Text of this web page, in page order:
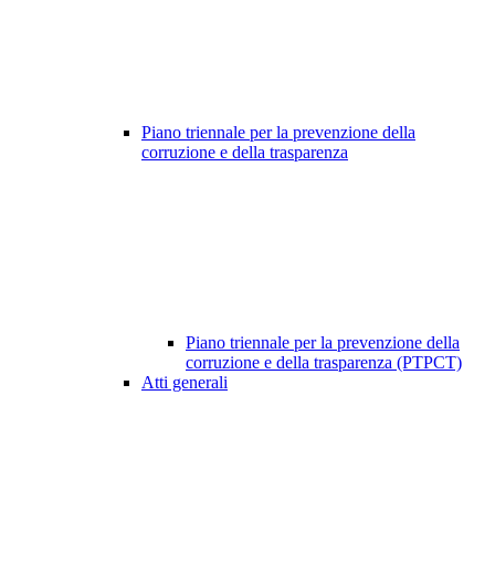
Piano triennale per la prevenzione della
corruzione e della trasparenza
Piano triennale per la prevenzione della
corruzione e della trasparenza (PTPCT)
Atti generali